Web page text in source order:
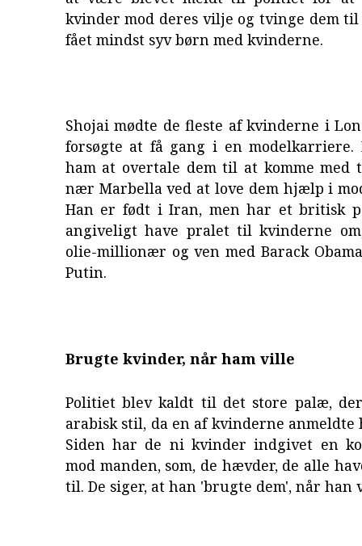
kvinder mod deres vilje og tvinge dem til
fået mindst syv børn med kvinderne.
Shojai mødte de fleste af kvinderne i
forsøgte at få gang i en modelkarriere.
ham at overtale dem til at komme med
nær Marbella ved at love dem hjælp i
Han er født i Iran, men har et britisk
angiveligt have pralet til kvinderne
olie-millionær og ven med Barack
Putin.
Brugte kvinder, når ham ville
Politiet blev kaldt til det store palæ,
arabisk stil, da en af kvinderne anmeldte
Siden har de ni kvinder indgivet en
mod manden, som, de hævder, de alle
til. De siger, at han 'brugte dem', når han